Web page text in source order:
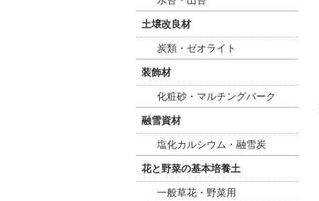
土壌改良材
炭類・ゼオライト
装飾材
化粧砂・マルチングバーク
融雪資材
塩化カルシウム・融雪炭
花と野菜の基本培養土
一般草花・野菜用